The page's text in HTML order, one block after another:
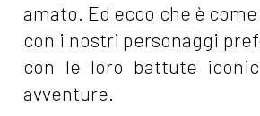
amato. Ed ecco che è
con i nostri personaggi
con le loro battute
avventure.